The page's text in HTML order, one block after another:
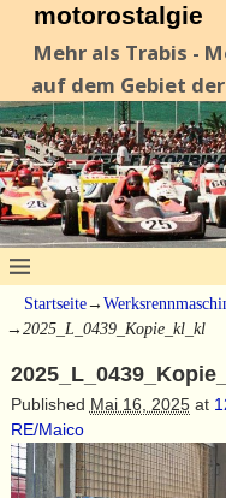
motorostalgie
Mehr als Trabis -
auf dem Gebiet der
Startseite→
→ 2025_L_0439_Kopie_kl_kl
Published Mai 16, 2025at
RE/Maico